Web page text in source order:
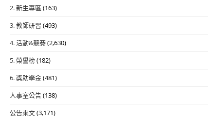
2. 新生專區 (163)
3. 教師研習 (493)
4. 活動&競賽(2,630)
5. 榮譽榜(182)
6. 獎助學金(481)
人事室公告(138)
公告來文(3,171)